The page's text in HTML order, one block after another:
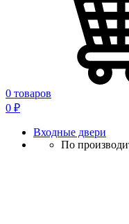
0 товаров
0 ₽
Входные двери
По